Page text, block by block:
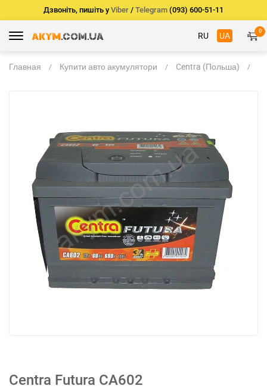
Дзвоніть, пишіть у Viber / Telegram (093) 600-51-11
RU UA 0
Главная Купити авто акумулятори Centra (Польша)
Centra Futura CA602